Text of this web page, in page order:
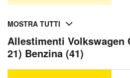
MOSTRA TUTTI
Allestimenti Volkswagen
21) Benzina (41)